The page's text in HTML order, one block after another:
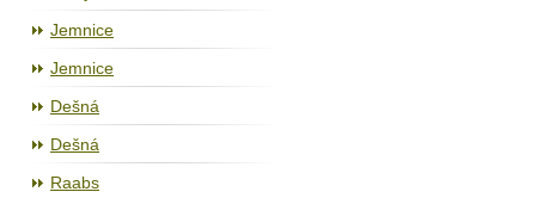
Jemnice
Jemnice
Dešná
Dešná
Raabs